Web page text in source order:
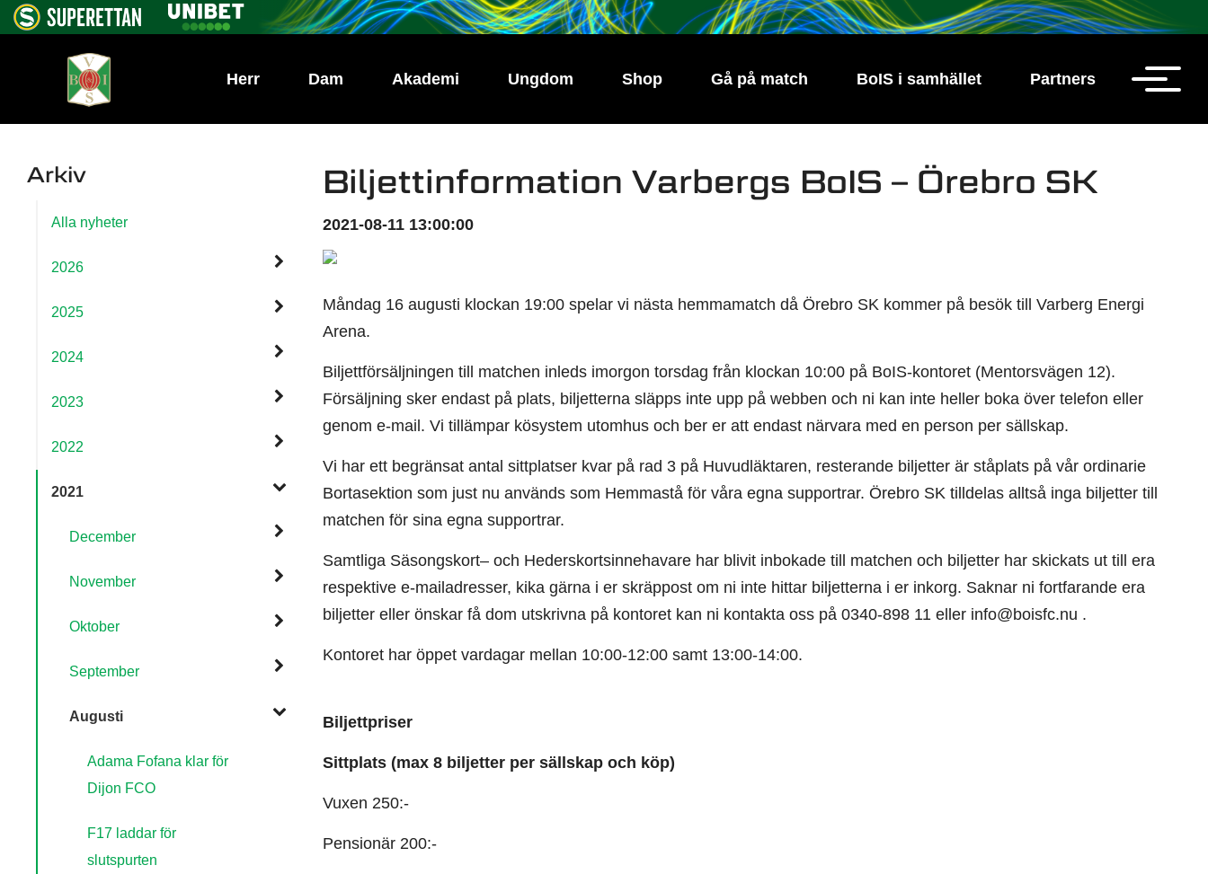
Herr Dam Akademi Ungdom Shop Gå på match BoIS i samhället Partners
Arkiv
Alla nyheter
2026
2025
2024
2023
2022
2021
December
November
Oktober
September
Augusti
Adama Fofana klar för
Dijon FCO
F17 laddar för
slutspurten
Biljettinformation Varbergs BoIS – Örebro SK
2021-08-11 13:00:00
Måndag 16 augusti klockan 19:00 spelar vi nästa hemmamatch då Örebro SK kommer på besök till Varberg Energi
Arena.
Biljettförsäljningen till matchen inleds imorgon torsdag från klockan 10:00 på BoIS-kontoret (Mentorsvägen 12).
Försäljning sker endast på plats, biljetterna släpps inte upp på webben och ni kan inte heller boka över telefon eller
genom e-mail. Vi tillämpar kösystem utomhus och ber er att endast närvara med en person per sällskap.
Vi har ett begränsat antal sittplatser kvar på rad 3 på Huvudläktaren, resterande biljetter är ståplats på vår ordinarie
Bortasektion som just nu används som Hemmastå för våra egna supportrar. Örebro SK tilldelas alltså inga biljetter till
matchen för sina egna supportrar.
Samtliga Säsongskort– och Hederskortsinnehavare har blivit inbokade till matchen och biljetter har skickats ut till era
respektive e-mailadresser, kika gärna i er skräppost om ni inte hittar biljetterna i er inkorg. Saknar ni fortfarande era
biljetter eller önskar få dom utskrivna på kontoret kan ni kontakta oss på 0340-898 11 eller info@boisfc.nu .
Kontoret har öppet vardagar mellan 10:00-12:00 samt 13:00-14:00.
Biljettpriser
Sittplats (max 8 biljetter per sällskap och köp)
Vuxen 250:-
Pensionär 200:-